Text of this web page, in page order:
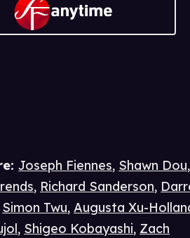
:Joseph Fiennes, Shawn Dou,
, Richard Sanderson,
Simon Twu,Augusta Xu-
, Shigeo Kobayashi, Zach